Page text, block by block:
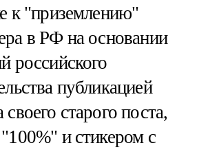
к "приземлению"
в РФ на основании
российского
публикацией
старого поста,
и стикером с